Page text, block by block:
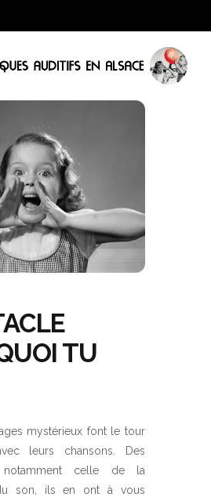
TU
mystérieux font le tour
leurs chansons. Des
notamment celle de la
son, ils en ont à vous